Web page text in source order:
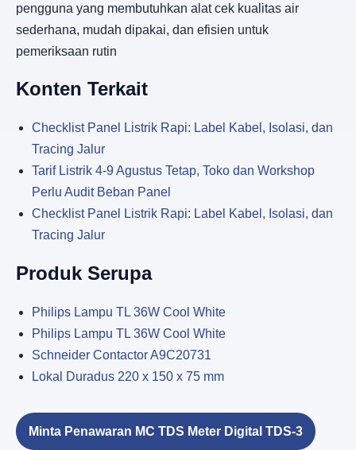
pengguna yang membutuhkan alat cek kualitas air
sederhana, mudah dipakai, dan efisien untuk
pemeriksaan rutin
Konten Terkait
Checklist Panel Listrik Rapi: Label Kabel, Isolasi, dan
Tracing Jalur
Tarif Listrik 4-9 Agustus Tetap, Toko dan Workshop
Perlu Audit Beban Panel
Checklist Panel Listrik Rapi: Label Kabel, Isolasi, dan
Tracing Jalur
Produk Serupa
Philips Lampu TL 36W Cool White
Philips Lampu TL 36W Cool White
Schneider Contactor A9C20731
Lokal Duradus 220 x 150 x 75 mm
Minta Penawaran MC TDS Meter Digital TDS-3